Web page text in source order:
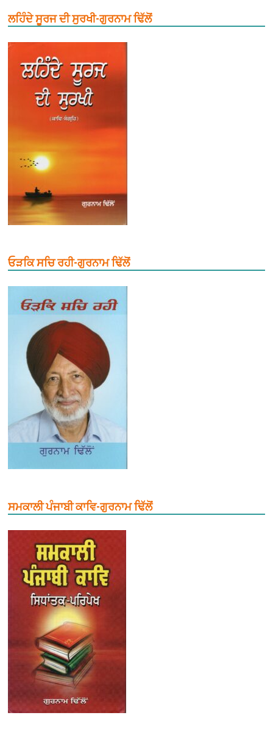
ਲਹਿੰਦੇ ਸੂਰਜ ਦੀ ਸੁਰਖੀ-ਗੁਰਨਾਮ ਢਿੱਲੋਂ
ਓੜਕਿ ਸਚਿ ਰਹੀ-ਗੁਰਨਾਮ ਢਿੱਲੋਂ
ਸਮਕਾਲੀ ਪੰਜਾਬੀ ਕਾਵਿ-ਗੁਰਨਾਮ ਢਿੱਲੋਂ